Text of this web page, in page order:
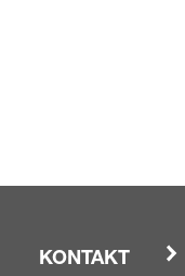
KONTAKT